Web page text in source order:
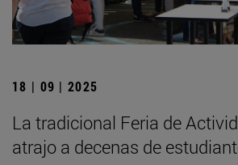
18 | 09 | 2025
La tradicional Feria de
atrajo a decenas de